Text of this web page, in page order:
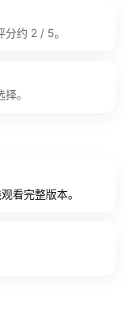
约 2 / 5。
。
看完整版本。